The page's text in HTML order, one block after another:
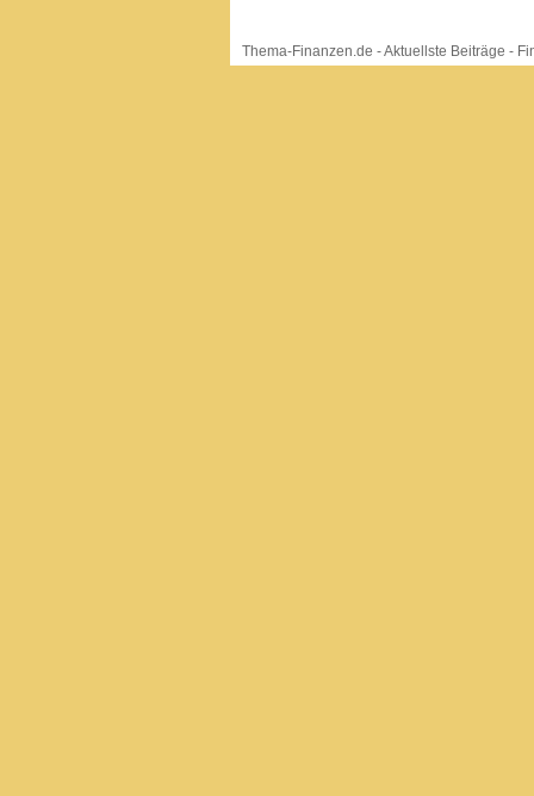
Thema-Finanzen.de -Aktuellste Beiträge -